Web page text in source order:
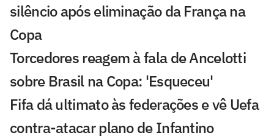
silêncio após eliminação da França na
Copa
Torcedores reagem à fala de Ancelotti
sobre Brasil na Copa: 'Esqueceu'
Fifa dá ultimato às federações e vê Uefa
contra-atacar plano de Infantino